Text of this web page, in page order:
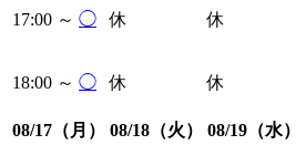
17:00 ～ ◯ 休 休
18:00 ～ ◯ 休 休
08/17（月） 08/18（火） 08/19（水）